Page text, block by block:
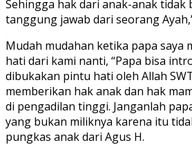
Sehingga hak dari anak-anak tidak
tanggung jawab dari seorang
Mudah mudahan ketika papa saya
hati dari kami nanti, “Papa bisa
dibukakan pintu hati oleh Allah
memberikan hak anak dan hak
di pengadilan tinggi. Janganlah
yang bukan miliknya karena itu
pungkas anak dari Agus H.